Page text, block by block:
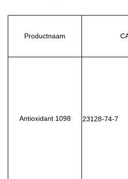
Productnaam
Antioxidant 1098 23128-74-7